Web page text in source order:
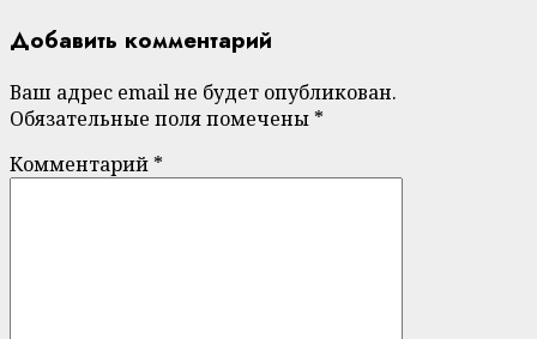
Добавить комментарий
Ваш адрес email не будет опубликован.
Обязательные поля помечены *
Комментарий *